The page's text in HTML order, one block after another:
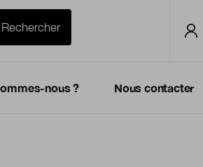
nous ? Nous contacter